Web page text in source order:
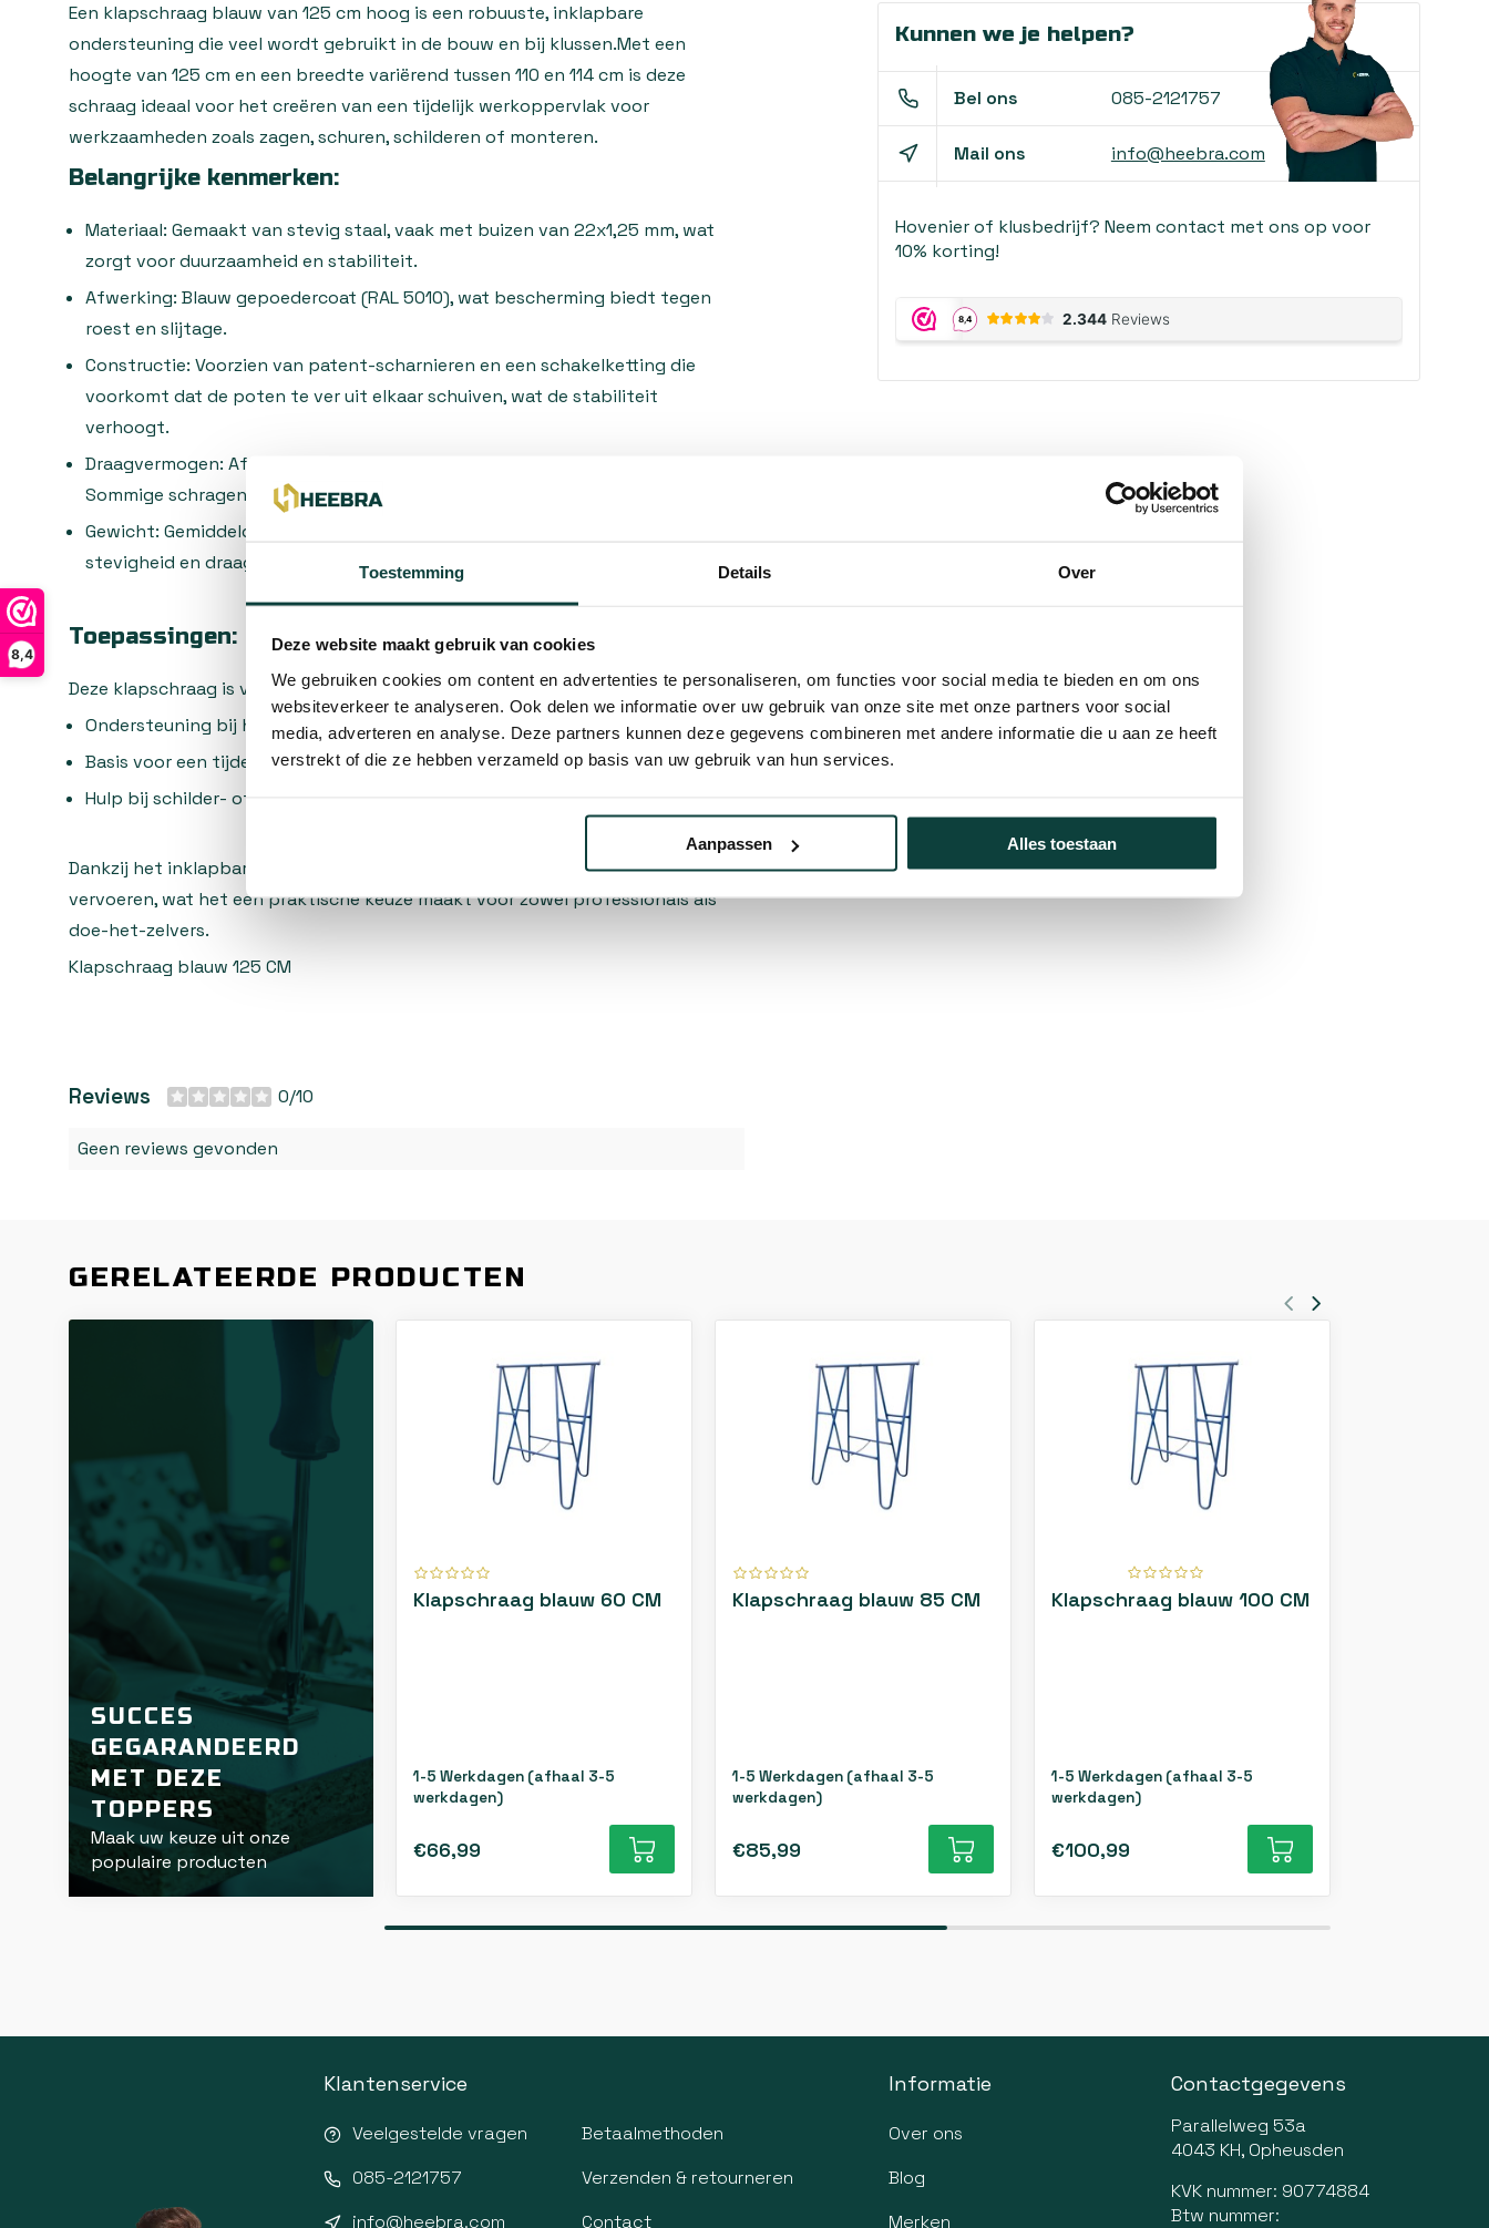
Toestemming Details Over
Deze website maakt gebruik van cookies
We gebruiken cookies om content en advertenties te personaliseren, om functies voor social media te bieden en om ons
websiteverkeer te analyseren. Ook delen we informatie over uw gebruik van onze site met onze partners voor social
media, adverteren en analyse. Deze partners kunnen deze gegevens combineren met andere informatie die u aan ze heeft
verstrekt of die ze hebben verzameld op basis van uw gebruik van hun services.
Aanpassen Alles toestaan
8,4
Een klapschraag blauw van 125 cm hoog is een robuuste, inklapbare
ondersteuning die veel wordt gebruikt in de bouw en bij klussen.Met een
hoogte van 125 cm en een breedte variërend tussen 110 en 114 cm is deze
schraag ideaal voor het creëren van een tijdelijk werkoppervlak voor
werkzaamheden zoals zagen, schuren, schilderen of monteren.
Belangrijke kenmerken:
Materiaal: Gemaakt van stevig staal, vaak met buizen van 22x1,25 mm, wat
zorgt voor duurzaamheid en stabiliteit.
Afwerking: Blauw gepoedercoat (RAL 5010), wat bescherming biedt tegen
roest en slijtage.
Constructie: Voorzien van patent-scharnieren en een schakelketting die
voorkomt dat de poten te ver uit elkaar schuiven, wat de stabiliteit
verhoogt.
Draagvermogen: Afhankelijk van het model kan het draagvermogen variëren.
Sommige schragen zijn geschikt voor een belasting tot 150 kg/m².
Gewicht: Gemiddeld rond de 9,5 kg, wat zorgt voor een goede balans tussen
stevigheid en draagbaarheid.
Toepassingen:
Deze klapschraag is veelzijdig inzetbaar en wordt vaak gebruikt als:
Ondersteuning bij het zagen van materialen.
Basis voor een tijdelijke werktafel.
Hulp bij schilder- of montagewerkzaamheden.
Dankzij het inklapbare ontwerp is de schraag gemakkelijk op te bergen en te
vervoeren, wat het een praktische keuze maakt voor zowel professionals als
doe-het-zelvers.
Klapschraag blauw 125 CM
Reviews 0/10
Geen reviews gevonden
Kunnen we je helpen?
Bel ons 085-2121757
Mail ons info@heebra.com
Hovenier of klusbedrijf? Neem contact met ons op voor
10% korting!
GERELATEERDE PRODUCTEN
SUCCES
GEGARANDEERD
MET DEZE
TOPPERS
Maak uw keuze uit onze
populaire producten
Klapschraag blauw 60 CM
1-5 Werkdagen (afhaal 3-5
werkdagen)
€66,99
Klapschraag blauw 85 CM
1-5 Werkdagen (afhaal 3-5
werkdagen)
€85,99
Klapschraag blauw 100 CM
1-5 Werkdagen (afhaal 3-5
werkdagen)
€100,99
Klantenservice
Veelgestelde vragen
085-2121757
info@heebra.com
Betaalmethoden
Verzenden & retourneren
Contact
Informatie
Over ons
Blog
Merken
Contactgegevens
Parallelweg 53a
4043 KH, Opheusden
KVK nummer: 90774884
Btw nummer: